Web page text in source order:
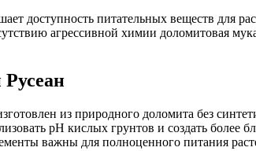
доступность питательных веществ для
агрессивной химии доломитовая
из природного доломита без
pH кислых грунтов и создать более
важны для полноценного питания